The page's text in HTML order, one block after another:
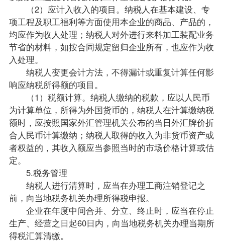
（2）应计入收入的项目。纳税人在基本建设、专
项工程及职工福利等方面使用本企业的商品、产品的，
均应作为收人处理；纳税人对外进行来料加工装配业务
节省的材料，如按合同规定留归企业所有，也应作为收
入处理。
纳税人变更会计方法，不得漏计或重复计算任何影
响应纳税所得额的项目。
（1）税额计算。纳税人缴纳的税款，应以人民币
为计算单位，所得为外国货币的，纳税人在汁算缴纳税
额时，应按照国家外汇管理机关公布的当日外汇牌价折
合人民币计算缴纳；纳税人取得的收入为非货币资产或
者权益的，其收入额应当参照当时的市场价格计算或估
定。
5.税务管理
纳税人进行清算时，应当在办理工商注销登记之
前，向当地税务机关办理所得税申报。
企业在年度中间合并、分立、终止时，应当在停止
生产、经营之日起60日内，向当地税务机关办理当期所
得税汇算清缴。